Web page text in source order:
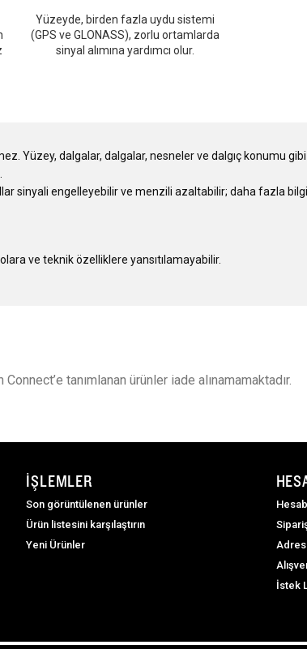
Yüzeyde, birden fazla uydu sistemi
(GPS ve GLONASS), zorlu ortamlarda
sinyal alımına yardımcı olur.
Yüzey, dalgalar, dalgalar, nesneler ve dalgıç konumu
sinyali engelleyebilir ve menzili azaltabilir; daha fazla
ve teknik özelliklere yansıtılamayabilir.
Connect’e tanımlanan ürünler iade alınamamaktadır.
İŞLEMLER
Son görüntülenen ürünler
Ürün listesini karşılaştırın
Yeni Ürünler
İstek